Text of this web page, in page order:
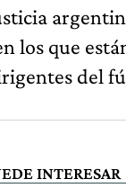
los que
del
INTERESAR